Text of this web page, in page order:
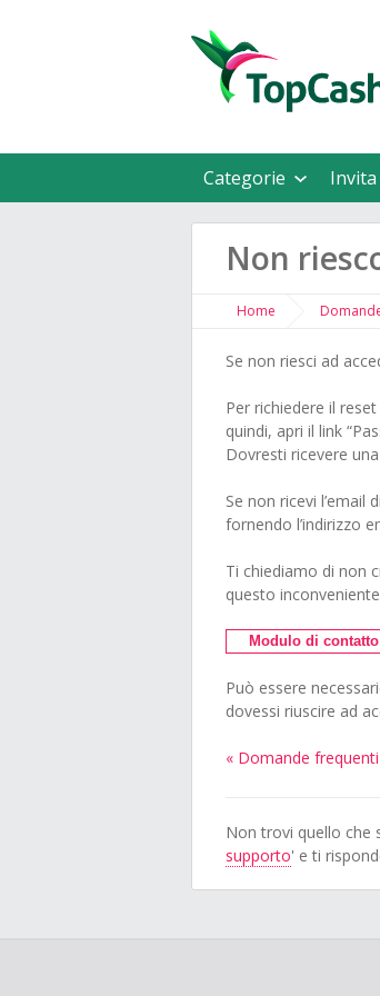
Categorie Invita
Non
Home
Se non riesci ad
Per richiedere il
quindi, apri il link
Dovresti ricevere
Se non ricevi
fornendo l’indirizzo
Ti chiediamo di non
questo
Modulo di contatto
Può essere
dovessi riuscire ad
« Domande
Non trovi quello che
supporto' e ti